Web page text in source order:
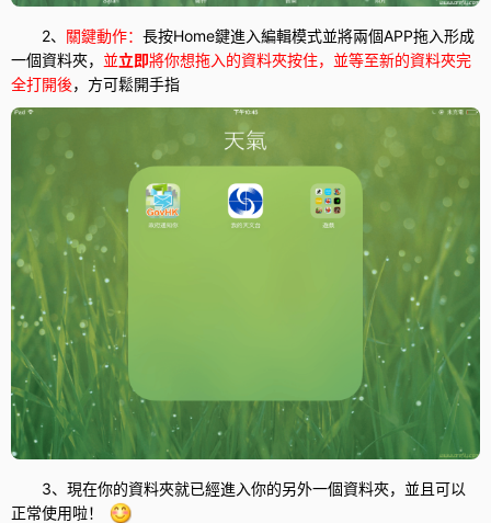
2、 關鍵動作： 長按Home鍵進入編輯模式並將兩個APP拖入形成
一個資料夾， 並立即將你想拖入的資料夾按住，並等至新的資料夾完
全打開後，方可鬆開手指
3、現在你的資料夾就已經進入你的另外一個資料夾，並且可以
正常使用啦！